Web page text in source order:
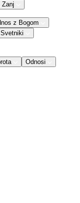
Zanj
z Bogom
Svetniki
Odnosi